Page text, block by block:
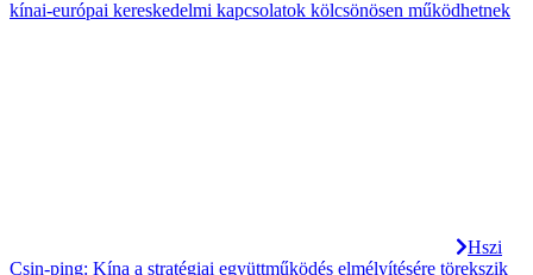
kínai-európai kereskedelmi kapcsolatok kölcsönösen működhetnek
Hszi
Csin-ping: Kína a stratégiai együttműködés elmélyítésére törekszik